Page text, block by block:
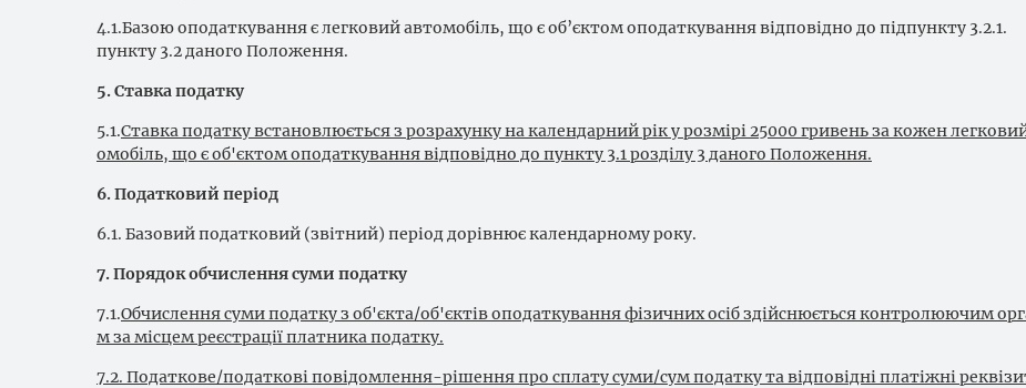
4.1.Базою оподаткування є легковий автомобіль, що є об’єктом оподаткування відповідно до підпункту 3.2.1.
пункту 3.2 даного Положення.
5. Ставка податку
5.1.Ставка податку встановлюється з розрахунку на календарний рік у розмірі 25000 гривень за кожен
омобіль, що є об'єктом оподаткування відповідно до пункту 3.1 розділу 3 даного Положення.
6. Податковий період
6.1. Базовий податковий (звітний) період дорівнює календарному року.
7. Порядок обчислення суми податку
7.1.Обчислення суми податку з об'єкта/об'єктів оподаткування фізичних осіб здійснюється контролюючим
м за місцем реєстрації платника податку.
7.2. Податкове/податкові повідомлення-рішення про сплату суми/сум податку та відповідні платіжні